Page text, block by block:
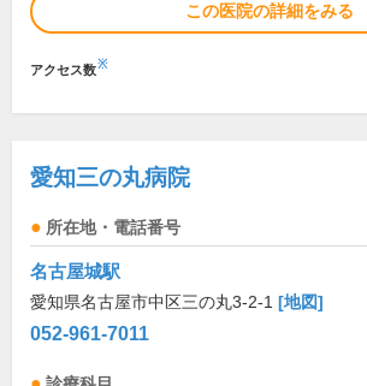
この医院の詳細をみる
アクセス数※
愛知三の丸病院
所在地・電話番号
名古屋城駅
愛知県名古屋市中区三の丸3-2-1 [地図]
052-961-7011